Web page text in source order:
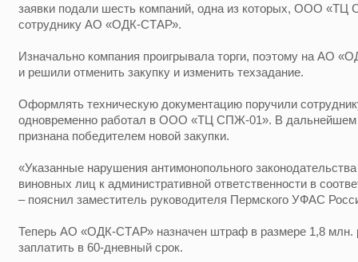
заявки подали шесть компаний, одна из которых, ООО
сотруднику АО «ОДК-СТАР».
Изначально компания проигрывала торги, поэтому на АО
и решили отменить закупку и изменить техзадание.
Оформлять техническую документацию поручили
одновременно работал в ООО «ТЦ СПЖ-01». В дальнейшем
признана победителем новой закупки.
«Указанные нарушения антимонопольного
виновных лиц к административной ответственности в
– пояснил заместитель руководителя Пермского УФАС
Теперь АО «ОДК-СТАР» назначен штраф в размере 1,8 млн.
заплатить в 60-дневный срок.